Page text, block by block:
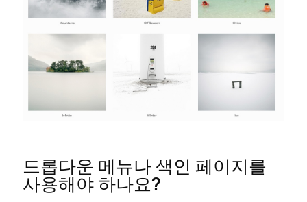
드롭다운 메뉴나 색인 페이지를
사용해야 하나요?